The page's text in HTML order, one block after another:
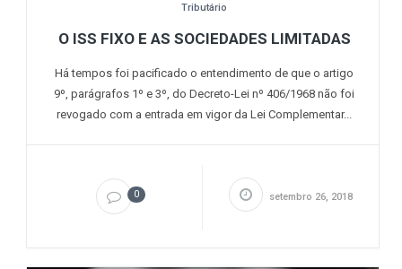
Tributário
O ISS FIXO E AS SOCIEDADES LIMITADAS
Há tempos foi pacificado o entendimento de que o artigo
9º, parágrafos 1º e 3º, do Decreto-Lei nº 406/1968 não foi
revogado com a entrada em vigor da Lei Complementar...
0 setembro 26, 2018